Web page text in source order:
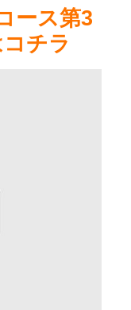
ース第3
チラ